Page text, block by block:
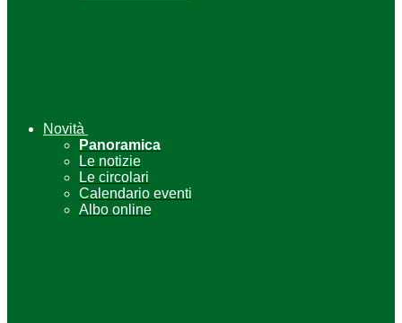
Novità
Panoramica
Le notizie
Le circolari
Calendario eventi
Albo online